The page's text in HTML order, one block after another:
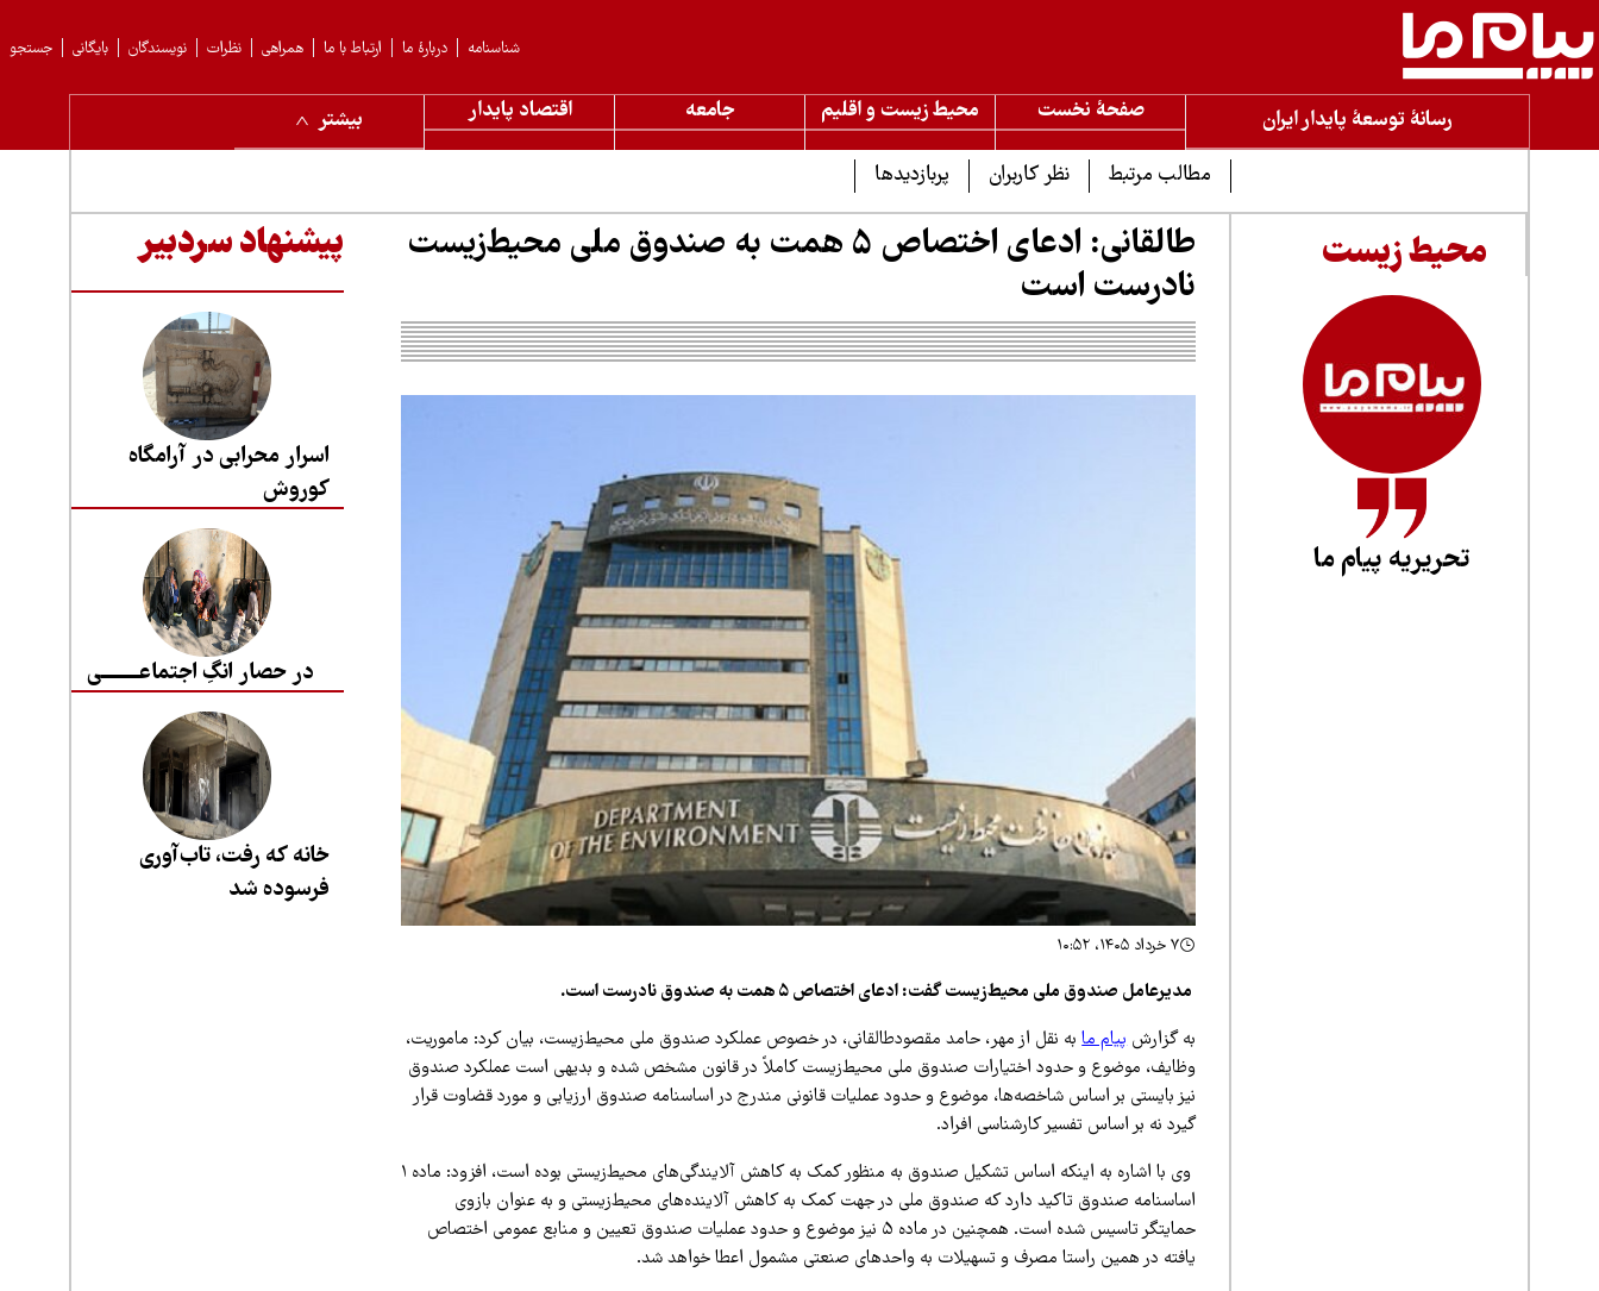
جستجو بایگانی نویسندگان نظرات همراهی ارتباط با ما دربارهٔ ما شناسنامه
رسانۀ توسعۀ پایدار ایران صفحۀ نخست محیط زیست و اقلیم جامعه اقتصاد پایدار
بیشتر
مطالب مرتبط
نظر کاربران پربازدیدها
محیط زیست
تحریریه پیام ما
طالقانی: ادعای اختصاص ۵ همت به صندوق ملی محیط‌زیست
نادرست است
۷ خرداد ۱۴۰۵، ۱۰:۵۲
مدیرعامل صندوق ملی محیط‌زیست گفت: ادعای اختصاص ۵ همت به صندوق نادرست است.
به گزارشپیام مابه نقل از مهر، حامد مقصودطالقانی، در خصوص عملکرد صندوق ملی محیط‌زیست، بیان کرد: ماموریت،
وظایف، موضوع و حدود اختیارات صندوق ملی محیط‌زیست کاملاً در قانون مشخص شده و بدیهی است عملکرد صندوق
نیز بایستی بر اساس شاخصه‌ها، موضوع و حدود عملیات قانونی مندرج در اساسنامه صندوق ارزیابی و مورد قضاوت قرار
گیرد نه بر اساس تفسیر کارشناسی افراد.
وی با اشاره به اینکه اساس تشکیل صندوق به منظور کمک به کاهش آلایندگی‌های محیط‌زیستی بوده است، افزود: ماده ۱
اساسنامه صندوق تاکید دارد که صندوق ملی در جهت کمک به کاهش آلاینده‌های محیط‌زیستی و به عنوان بازوی
حمایتگر تاسیس شده است. همچنین در ماده ۵ نیز موضوع و حدود عملیات صندوق تعیین و منابع عمومی اختصاص
یافته در همین راستا مصرف و تسهیلات به واحدهای صنعتی مشمول اعطا خواهد شد.
پیشنهاد سردبیر
اسرار محرابی در آرامگاه
کوروش
در حصار انگِ اجتماعــــــــی
خانه که رفت، تاب‌آوری
فرسوده شد